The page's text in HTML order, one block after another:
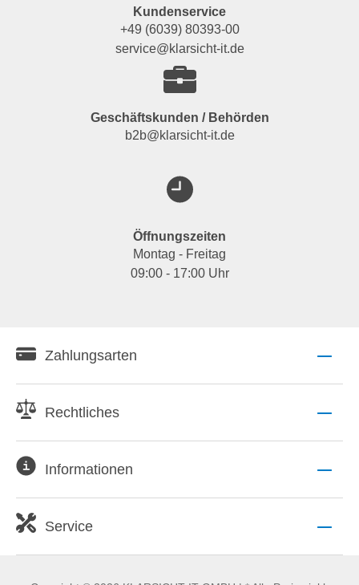
Kundenservice
+49 (6039) 80393-00
service@klarsicht-it.de
Geschäftskunden / Behörden
b2b@klarsicht-it.de
Öffnungszeiten
Montag - Freitag
09:00 - 17:00 Uhr
Zahlungsarten
Rechtliches
Informationen
Service